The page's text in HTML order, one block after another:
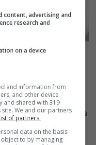
rivestirla con la carta
ungerla
con la farina. Tirate
content, advertising and
research and
on a device
and information from
and other device
and shared with 319
We and our partners
of partners.
data on the basis
to by managing